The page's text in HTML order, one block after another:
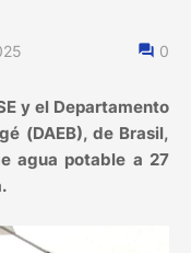
0
y el Departamento
(DAEB), de Brasil,
agua potable a 27